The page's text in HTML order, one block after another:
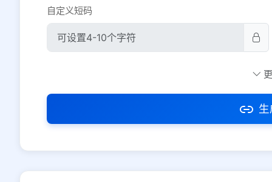
自定义短码
社交平台 电商平台
选择防红平台类型，避免链接被拦截